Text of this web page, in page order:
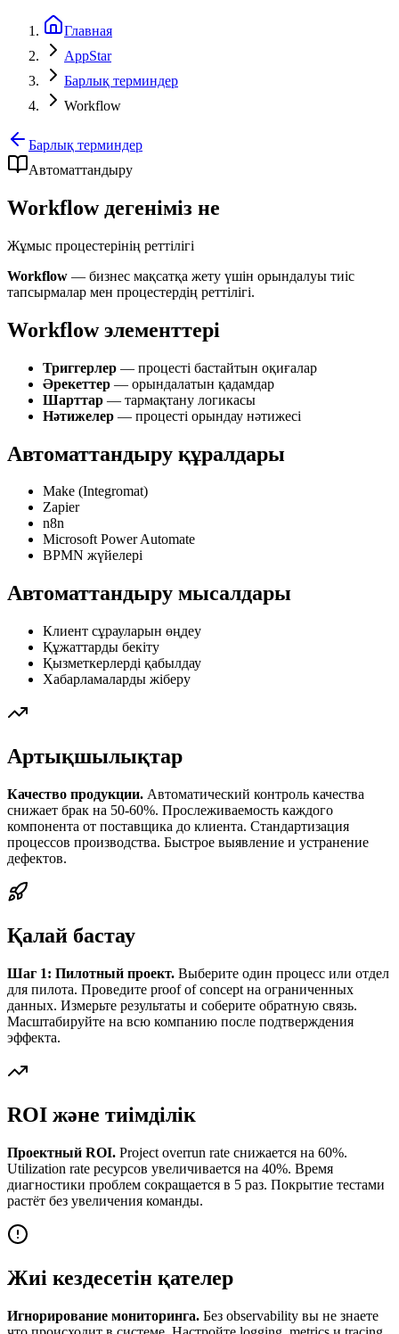
Главная
AppStar
Барлық терминдер
Workflow
Барлық терминдер
Автоматтандыру
Workflow дегеніміз не
Жұмыс процестерінің реттілігі
Workflow — бизнес мақсатқа жету үшін орындалуы тиіс
тапсырмалар мен процестердің реттілігі.
Workflow элементтері
Триггерлер — процесті бастайтын оқиғалар
Әрекеттер — орындалатын қадамдар
Шарттар — тармақтану логикасы
Нәтижелер — процесті орындау нәтижесі
Автоматтандыру құралдары
Make (Integromat)
Zapier
n8n
Microsoft Power Automate
BPMN жүйелері
Автоматтандыру мысалдары
Клиент сұрауларын өңдеу
Құжаттарды бекіту
Қызметкерлерді қабылдау
Хабарламаларды жіберу
Артықшылықтар
Качество продукции. Автоматический контроль качества
снижает брак на 50-60%. Прослеживаемость каждого
компонента от поставщика до клиента. Стандартизация
процессов производства. Быстрое выявление и устранение
дефектов.
Қалай бастау
Шаг 1: Пилотный проект. Выберите один процесс или отдел
для пилота. Проведите proof of concept на ограниченных
данных. Измерьте результаты и соберите обратную связь.
Масштабируйте на всю компанию после подтверждения
эффекта.
ROI және тиімділік
Проектный ROI. Project overrun rate снижается на 60%.
Utilization rate ресурсов увеличивается на 40%. Время
диагностики проблем сокращается в 5 раз. Покрытие тестами
растёт без увеличения команды.
Жиі кездесетін қателер
Игнорирование мониторинга. Без observability вы не знаете